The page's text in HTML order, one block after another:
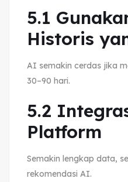
5.1
Historis
AI semakin cerdas jika
30–90 hari.
5.2
Platform
Semakin lengkap data,
rekomendasi AI.